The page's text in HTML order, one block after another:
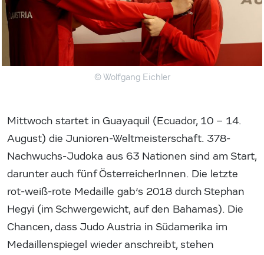
© Wolfgang Eichler
Mittwoch startet in Guayaquil (Ecuador, 10 – 14.
August) die Junioren-Weltmeisterschaft. 378-
Nachwuchs-Judoka aus 63 Nationen sind am Start,
darunter auch fünf ÖsterreicherInnen. Die letzte
rot-weiß-rote Medaille gab’s 2018 durch Stephan
Hegyi (im Schwergewicht, auf den Bahamas). Die
Chancen, dass Judo Austria in Südamerika im
Medaillenspiegel wieder anschreibt, stehen